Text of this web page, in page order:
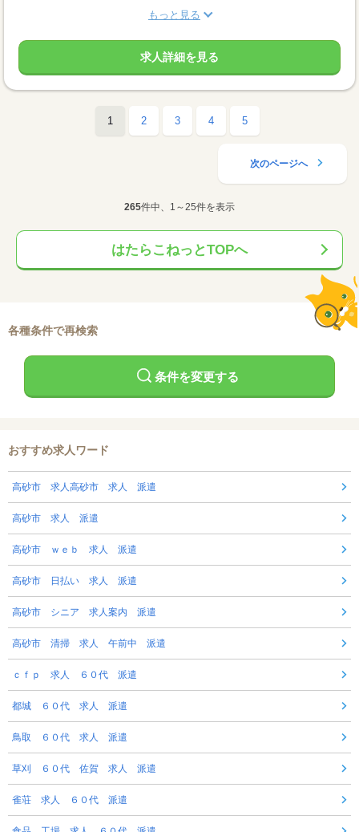
もっと見る
求人詳細を見る
1 2 3 4 5
次のページへ
265件中、1～25件を表示
はたらこねっとTOPへ
各種条件で再検索
条件を変更する
おすすめ求人ワード
高砂市 求人高砂市 求人 派遣
高砂市 求人 派遣
高砂市 ｗｅｂ 求人 派遣
高砂市 日払い 求人 派遣
高砂市 シニア 求人案内 派遣
高砂市 清掃 求人 午前中 派遣
ｃｆｐ 求人 ６０代 派遣
都城 ６０代 求人 派遣
鳥取 ６０代 求人 派遣
草刈 ６０代 佐賀 求人 派遣
雀荘 求人 ６０代 派遣